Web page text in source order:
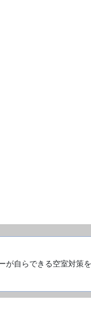
が自らできる空室対策を